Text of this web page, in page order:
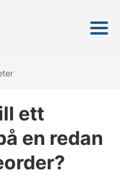
ett
en redan